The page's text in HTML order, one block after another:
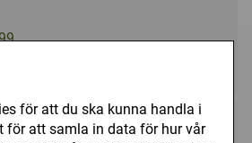
för att du ska kunna handla i
för att samla in data för hur vår